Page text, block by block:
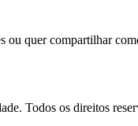
ou quer compartilhar
Todos os direitos